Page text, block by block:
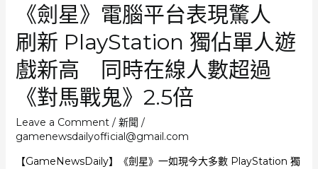
獎
金
《劍星》電腦平台表現驚人
刷新 PlayStation 獨佔單人遊
戲新高 同時在線人數超過
《對馬戰鬼》2.5倍
Leave a Comment / 新聞 /
gamenewsdailyofficial@gmail.com
【GameNewsDaily】《劍星》一如現今大多數 PlayStation 獨